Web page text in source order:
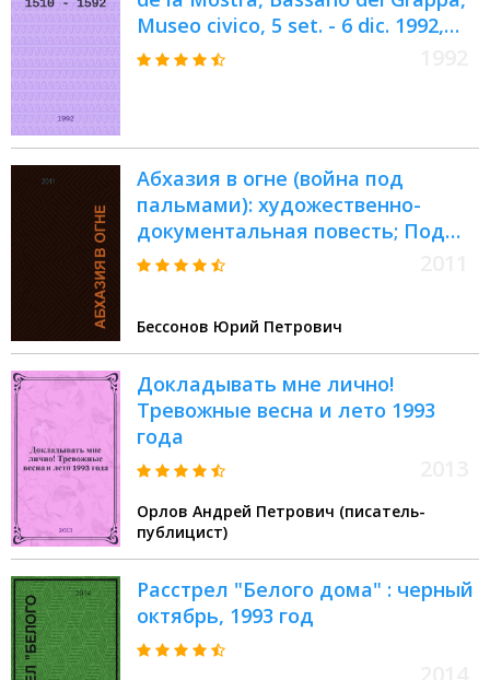
Museo civico, 5 set. - 6 dic. 1992,
Fort Worth, Texas, Kimbell art
Абхазия в огне (война под
пальмами): художественно-
документальная повесть; Под
гром литавр: рассказы / Юрий
Бессонов Юрий Петрович
Докладывать мне лично!
Тревожные весна и лето 1993
года
Орлов Андрей Петрович (писатель-
публицист)
Расстрел "Белого дома" : черный
октябрь, 1993 год